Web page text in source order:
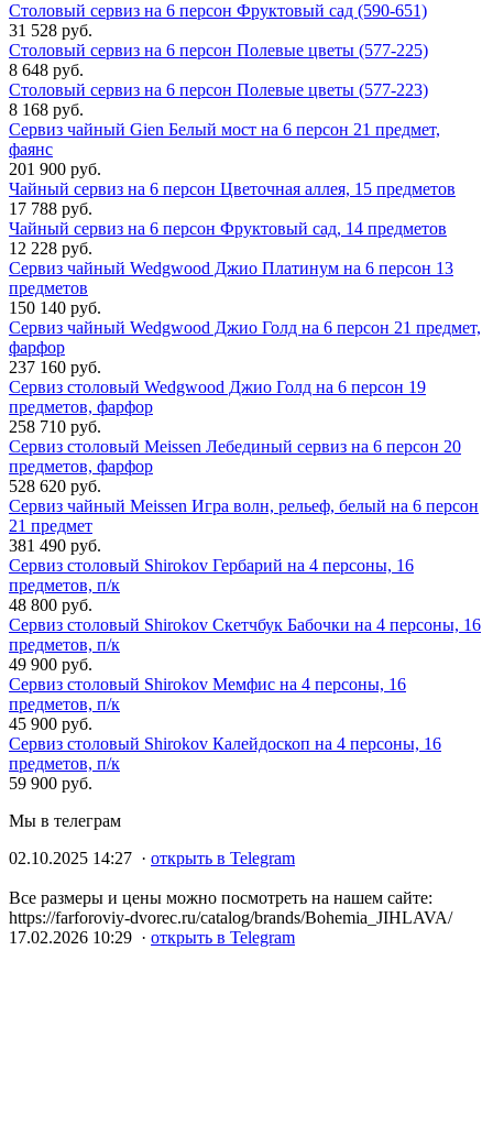
Столовый сервиз на 6 персон Фруктовый сад (590-651)
31 528 руб.
Столовый сервиз на 6 персон Полевые цветы (577-225)
8 648 руб.
Столовый сервиз на 6 персон Полевые цветы (577-223)
8 168 руб.
Сервиз чайный Gien Белый мост на 6 персон 21 предмет,
фаянс
201 900 руб.
Чайный сервиз на 6 персон Цветочная аллея, 15 предметов
17 788 руб.
Чайный сервиз на 6 персон Фруктовый сад, 14 предметов
12 228 руб.
Сервиз чайный Wedgwood Джио Платинум на 6 персон 13
предметов
150 140 руб.
Сервиз чайный Wedgwood Джио Голд на 6 персон 21 предмет,
фарфор
237 160 руб.
Сервиз столовый Wedgwood Джио Голд на 6 персон 19
предметов, фарфор
258 710 руб.
Сервиз столовый Meissen Лебединый сервиз на 6 персон 20
предметов, фарфор
528 620 руб.
Сервиз чайный Meissen Игра волн, рельеф, белый на 6 персон
21 предмет
381 490 руб.
Сервиз столовый Shirokov Гербарий на 4 персоны, 16
предметов, п/к
48 800 руб.
Сервиз столовый Shirokov Скетчбук Бабочки на 4 персоны, 16
предметов, п/к
49 900 руб.
Сервиз столовый Shirokov Мемфис на 4 персоны, 16
предметов, п/к
45 900 руб.
Сервиз столовый Shirokov Калейдоскоп на 4 персоны, 16
предметов, п/к
59 900 руб.
Мы в телеграм
02.10.2025 14:27 · открыть в Telegram
Все размеры и цены можно посмотреть на нашем сайте:
https://farforoviy-dvorec.ru/catalog/brands/Bohemia_JIHLAVA/
17.02.2026 10:29 · открыть в Telegram